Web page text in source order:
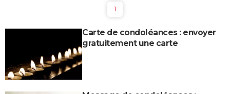
1
Carte de condoléances : envoyer
gratuitement une carte